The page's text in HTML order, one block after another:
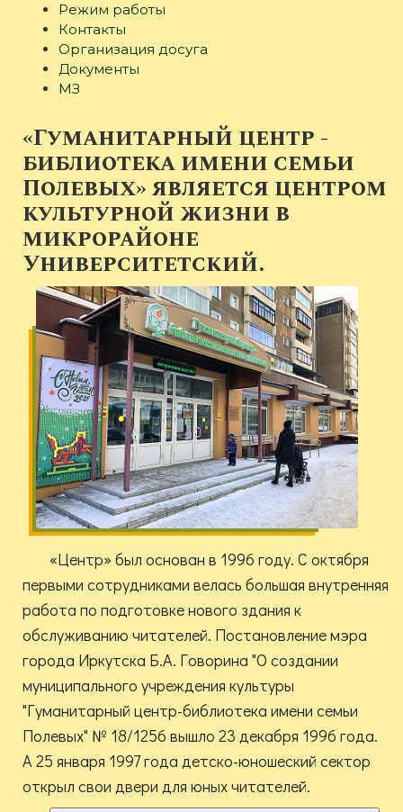
вкладка)
Режим работы
Контакты
Организация досуга
Документы
МЗ
«Гуманитарный центр -
библиотека имени семьи
Полевых» является центром
культурной жизни в
микрорайоне
Университетский.
«Центр» был основан в 1996 году. С октября
первыми сотрудниками велась большая внутренняя
работа по подготовке нового здания к
обслуживанию читателей. Постановление мэра
города Иркутска Б.А. Говорина "О создании
муниципального учреждения культуры
"Гуманитарный центр-библиотека имени семьи
Полевых" № 18/1256 вышло 23 декабря 1996 года.
А 25 января 1997 года детско-юношеский сектор
открыл свои двери для юных читателей.